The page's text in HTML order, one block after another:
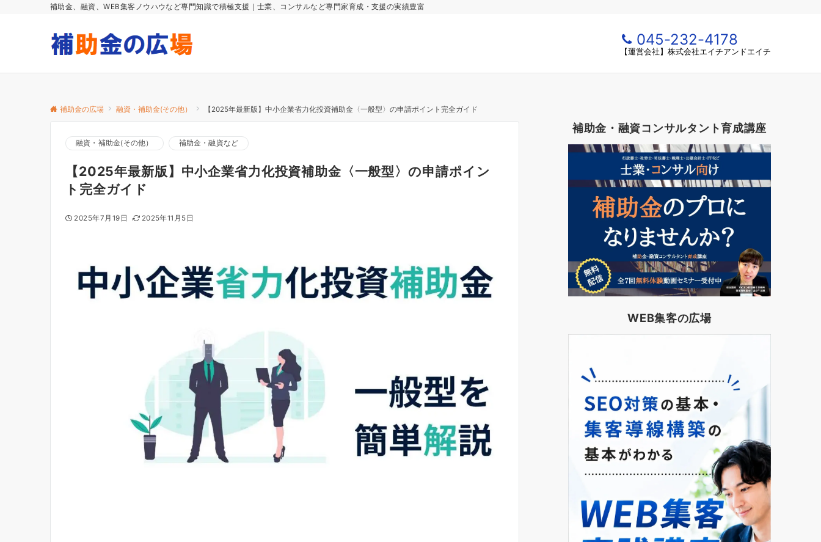
補助金、融資、WEB集客ノウハウなど専門知識で積極支援｜士業、コンサルなど専門家育成・支援の実績豊富
045-232-4178
【運営会社】株式会社エイチアンドエイチ
補助金の広場 融資・補助金(その他） 【2025年最新版】中小企業省力化投資補助金〈一般型〉の申請ポイント完全ガイド
融資・補助金(その他） 補助金・融資など
【2025年最新版】中小企業省力化投資補助金〈一般型〉の申請ポイン
ト完全ガイド
2025年7月19日 2025年11月5日
補助金・融資コンサルタント育成講座
WEB集客の広場